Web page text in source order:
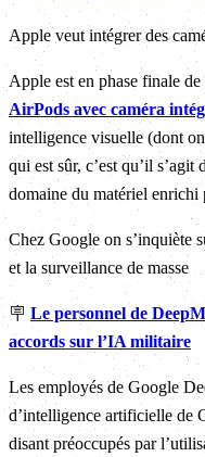
Apple veut intégrer des
Apple est en phase finale
AirPods avec caméra
intelligence visuelle (dont
qui est sûr, c’est qu’il
domaine du matériel enrichi
Chez Google on s’inquiète
et la surveillance de masse
🪧 Le personnel de
accords sur l’IA militaire
Les employés de Google
d’intelligence artificielle de
disant préoccupés par